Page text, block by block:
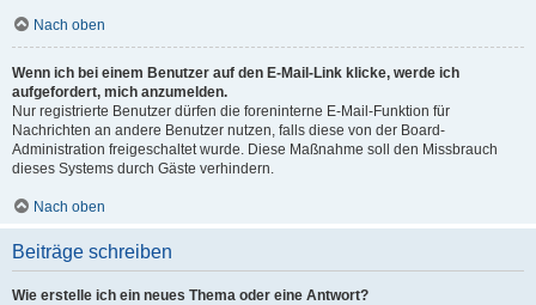
Nach oben
Wenn ich bei einem Benutzer auf den E-Mail-Link klicke, werde ich
aufgefordert, mich anzumelden.
Nur registrierte Benutzer dürfen die foreninterne E-Mail-Funktion für
Nachrichten an andere Benutzer nutzen, falls diese von der Board-
Administration freigeschaltet wurde. Diese Maßnahme soll den Missbrauch
dieses Systems durch Gäste verhindern.
Nach oben
Beiträge schreiben
Wie erstelle ich ein neues Thema oder eine Antwort?